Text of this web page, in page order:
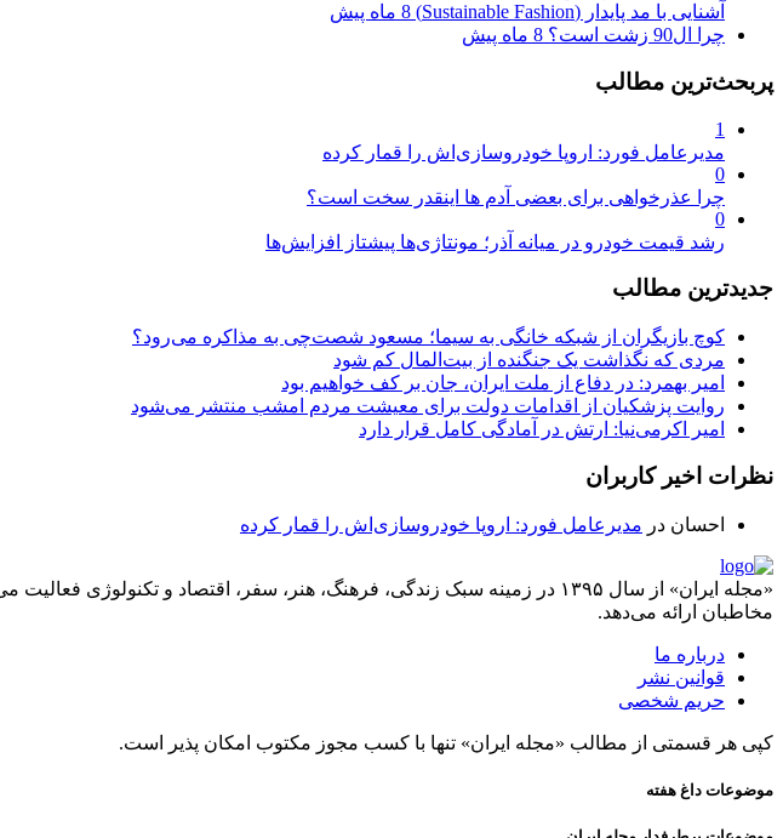
آشنایی با مد پایدار (Sustainable Fashion)
8 ماه پیش
چرا ال90 زشت است؟
8 ماه پیش
پربحث‌ترین مطالب
1
مدیرعامل فورد: اروپا خودروسازی‌اش را قمار کرده
0
چرا عذرخواهی برای بعضی آدم ها اینقدر سخت است؟
0
رشد قیمت خودرو در میانه آذر؛ مونتاژی‌ها پیشتاز افزایش‌ها
جدیدترین مطالب
کوچ بازیگران از شبکه خانگی به سیما؛ مسعود شصت‌چی به مذاکره می‌رود؟
مردی که نگذاشت یک جنگنده از بیت‌المال کم شود
امیر بهمرد: در دفاع از ملت ایران، جان بر کف خواهیم بود
روایت پزشکیان از اقدامات دولت برای معیشت مردم امشب منتشر می‌شود
امیر اکرمی‌نیا: ارتش در آمادگی کامل قرار دارد
نظرات اخیر کاربران
احسان در مدیرعامل فورد: اروپا خودروسازی‌اش را قمار کرده
«مجله ایران» از سال ۱۳۹۵ در زمینه سبک زندگی، فرهنگ، هنر، سفر، اقتصاد و
مخاطبان ارائه می‌دهد.
درباره ما
قوانین نشر
حریم شخصی
کپی هر قسمتی از مطالب «مجله ایران» تنها با کسب مجوز مکتوب امکان پذیر است.
موضوعات داغ هفته